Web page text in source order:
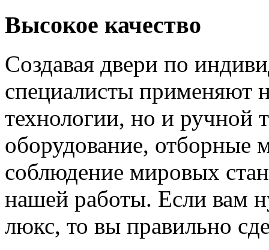
Высокое качество
Создавая двери по
специалисты применяют
технологии, но и ручной
оборудование, отборные
соблюдение мировых
нашей работы. Если вам
люкс, то вы правильно